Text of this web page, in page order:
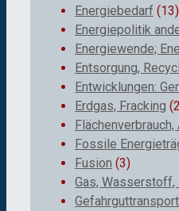
Energiebedarf (13)
Energiepolitik
Energiewende;
Entsorgung,
Entwicklungen:
Erdgas, Fracking
Fossile
Fusion (3)
Gas,